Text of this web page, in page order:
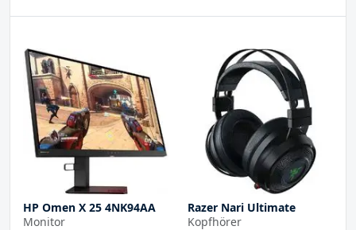
HP Omen X 25 4NK94AA
Monitor
Razer Nari Ultimate
Kopfhörer